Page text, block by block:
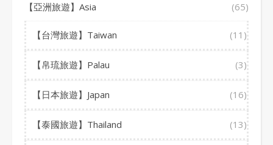
【亞洲旅遊】Asia (65)
【台灣旅遊】Taiwan (11)
【帛琉旅遊】Palau (3)
【日本旅遊】Japan (16)
【泰國旅遊】Thailand (13)